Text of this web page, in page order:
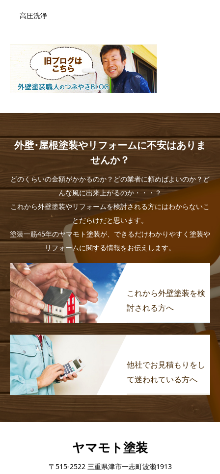
高圧洗浄
外壁･屋根塗装やリフォームに不安はありま
せんか？
どのくらいの金額がかかるのか？どの業者に頼めばよいのか？ど
んな風に出来上がるのか・・・？
これから外壁塗装やリフォームを検討される方にはわからないこ
とだらけだと思います。
塗装一筋45年のヤマモト塗装が、できるだけわかりやすく塗装や
リフォームに関する情報をお伝えします。
これから外壁塗装を検
討される方へ
他社でお見積もりをし
て迷われている方へ
ヤマモト塗装
〒515-2522 三重県津市一志町波瀬1913